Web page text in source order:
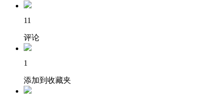
11
评论
1
添加到收藏夹